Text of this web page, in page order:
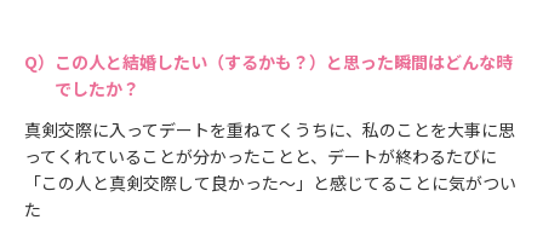
この人と結婚したい（するかも？）と思った瞬間はどんな時
でしたか？
真剣交際に入ってデートを重ねてくうちに、私のことを大事に思
ってくれていることが分かったことと、デートが終わるたびに
「この人と真剣交際して良かった〜」と感じてることに気がつい
た